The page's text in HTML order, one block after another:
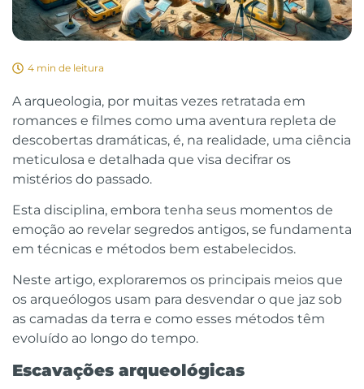
4 min de leitura
A arqueologia, por muitas vezes retratada em
romances e filmes como uma aventura repleta de
descobertas dramáticas, é, na realidade, uma ciência
meticulosa e detalhada que visa decifrar os
mistérios do passado.
Esta disciplina, embora tenha seus momentos de
emoção ao revelar segredos antigos, se fundamenta
em técnicas e métodos bem estabelecidos.
Neste artigo, exploraremos os principais meios que
os arqueólogos usam para desvendar o que jaz sob
as camadas da terra e como esses métodos têm
evoluído ao longo do tempo.
Escavações arqueológicas